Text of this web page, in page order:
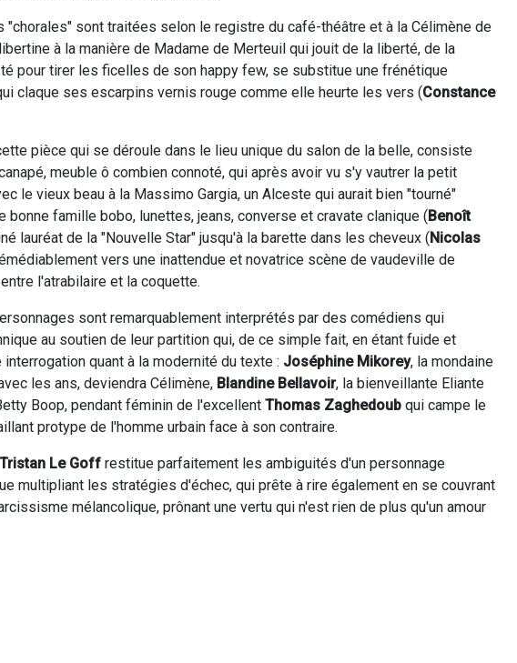
sont traitées selon le registre du café-théâtre et à la Célimène de
à la manière de Madame de Merteuil qui jouit de la liberté, de la
pour tirer les ficelles de son happy few, se substitue une frénétique
claque ses escarpins vernis rouge comme elle heurte les vers (Constance
pièce qui se déroule dans le lieu unique du salon de la belle, consiste
meuble ô combien connoté, qui après avoir vu s'y vautrer la petit
le vieux beau à la Massimo Gargia, un Alceste qui aurait bien "tourné"
bonne famille bobo, lunettes, jeans, converse et cravate clanique (Benoît
lauréat de la "Nouvelle Star" jusqu'à la barette dans les cheveux (Nicolas
vers une inattendue et novatrice scène de vaudeville de
l'atrabilaire et la coquette.
sont remarquablement interprétés par des comédiens qui
au soutien de leur partition qui, de ce simple fait, en étant fuide et
quant à la modernité du texte : Joséphine Mikorey, la mondaine
les ans, deviendra Célimène, Blandine Bellavoir, la bienveillante Eliante
Boop, pendant féminin de l'excellent Thomas Zaghedoub qui campe le
protype de l'homme urbain face à son contraire.
Tristan Le Goff restitue parfaitement les ambiguités d'un personnage
multipliant les stratégies d'échec, qui prête à rire également en se couvrant
mélancolique, prônant une vertu qui n'est rien de plus qu'un amour